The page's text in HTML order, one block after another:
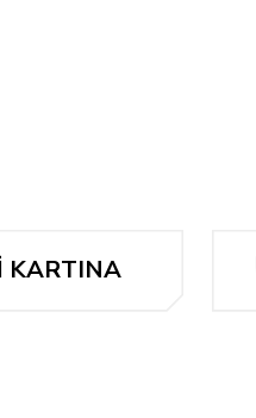
KARTINA